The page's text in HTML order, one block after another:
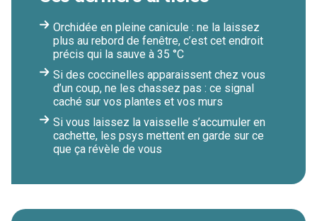
Orchidée en pleine canicule : ne la laissez
plus au rebord de fenêtre, c’est cet endroit
précis qui la sauve à 35 °C
Si des coccinelles apparaissent chez vous
d’un coup, ne les chassez pas : ce signal
caché sur vos plantes et vos murs
Si vous laissez la vaisselle s’accumuler en
cachette, les psys mettent en garde sur ce
que ça révèle de vous